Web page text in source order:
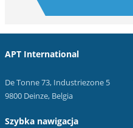
APT International
De Tonne 73, Industriezone 5
9800 Deinze, Belgia
Szybka nawigacja